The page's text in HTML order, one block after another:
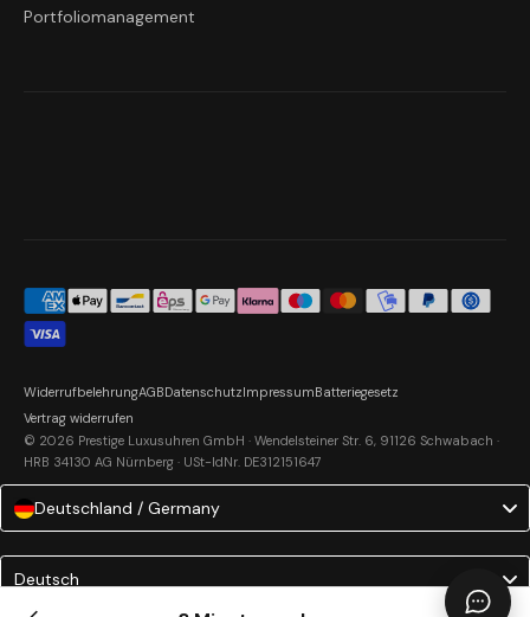
Portfoliomanagement
© 2026 Prestige Luxusuhren GmbH · Wendelsteiner Str. 6, 91126 Schwabach ·
HRB 34130 AG Nürnberg · USt-IdNr. DE312151647
WiderrufbelehrungAGBDatenschutzImpressumBatteriegesetz
Vertrag widerrufen
Deutschland / Germany
Language
Deutsch